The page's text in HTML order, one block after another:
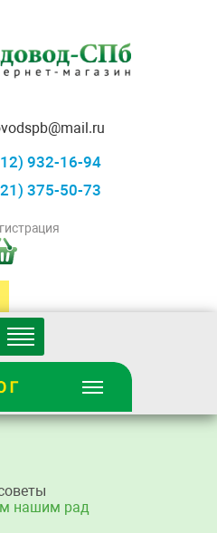
932-16-94
375-50-73
нашим рад